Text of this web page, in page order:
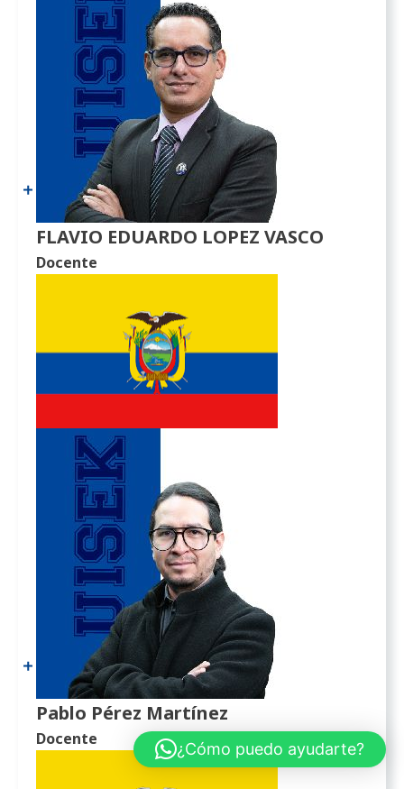
FLAVIO EDUARDO LOPEZ VASCO
Docente
Pablo Pérez Martínez
Docente
¿Cómo puedo ayudarte?